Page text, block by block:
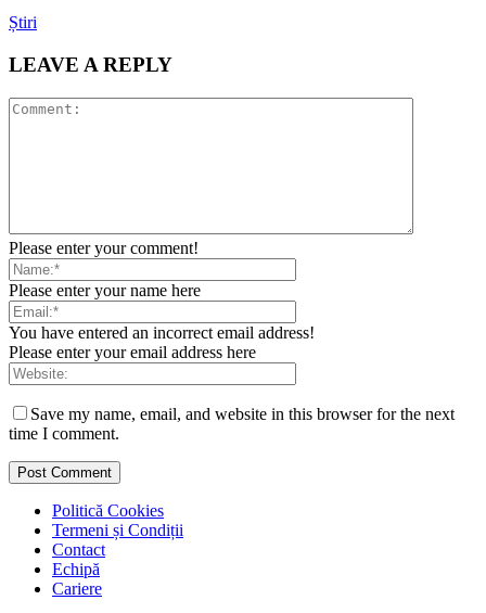
Știri
LEAVE A REPLY
Please enter your comment!
Please enter your name here
You have entered an incorrect email address!
Please enter your email address here
Save my name, email, and website in this browser for the next
time I comment.
Politică Cookies
Termeni și Condiții
Contact
Echipă
Cariere